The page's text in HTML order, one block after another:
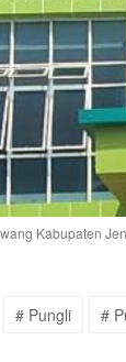
Kabupaten
# Pungli
#